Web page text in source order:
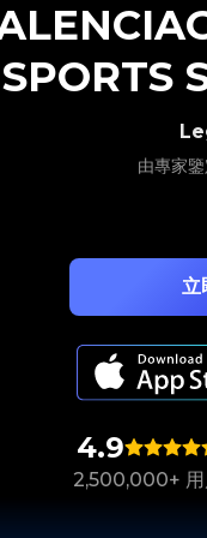
4.9
2,500,000+ 用
立
由專家
SPORTS